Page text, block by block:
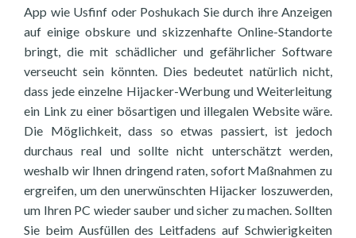
App wie Usfinf oder Poshukach Sie durch ihre Anzeigen
auf einige obskure und skizzenhafte Online-Standorte
bringt, die mit schädlicher und gefährlicher Software
verseucht sein könnten. Dies bedeutet natürlich nicht,
dass jede einzelne Hijacker-Werbung und Weiterleitung
ein Link zu einer bösartigen und illegalen Website wäre.
Die Möglichkeit, dass so etwas passiert, ist jedoch
durchaus real und sollte nicht unterschätzt werden,
weshalb wir Ihnen dringend raten, sofort Maßnahmen zu
ergreifen, um den unerwünschten Hijacker loszuwerden,
um Ihren PC wieder sauber und sicher zu machen. Sollten
Sie beim Ausfüllen des Leitfadens auf Schwierigkeiten